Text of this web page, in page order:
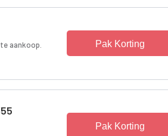
aankoop. Pak Korting
Pak Korting